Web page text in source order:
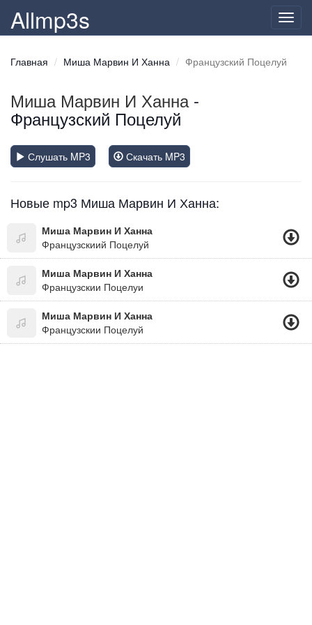
Allmp3s
Главная Миша Марвин И Ханна Французский Поцелуй
Миша Марвин И Ханна-
Французский Поцелуй
Слушать MP3 Скачать MP3
Новые mp3 Миша Марвин И Ханна:
Миша Марвин И Ханна
Французскиий Поцелуй
Миша Марвин И Ханна
Французскии Поцелуи
Миша Марвин И Ханна
Французскии Поцелуй